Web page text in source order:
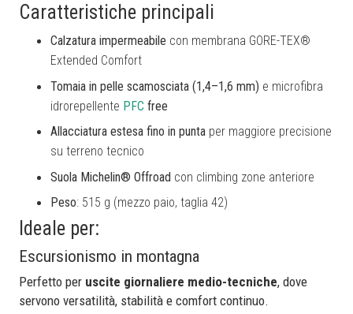
Caratteristiche principali
Calzatura impermeabile con membrana GORE-TEX®
Extended Comfort
Tomaia in pelle scamosciata (1,4–1,6 mm) e microfibra
idrorepellente PFC free
Allacciatura estesa fino in punta per maggiore precisione
su terreno tecnico
Suola Michelin® Offroad con climbing zone anteriore
Peso: 515 g (mezzo paio, taglia 42)
Ideale per:
Escursionismo in montagna
Perfetto per uscite giornaliere medio-tecniche, dove
servono versatilità, stabilità e comfort continuo.